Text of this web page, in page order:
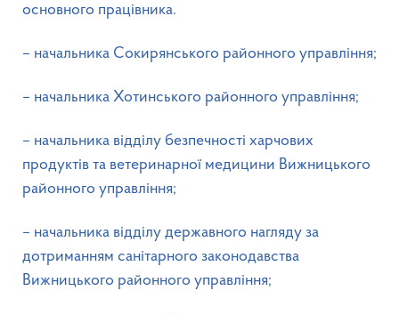
основного працівника.
– начальника Сокирянського районного управління;
– начальника Хотинського районного управління;
– начальника відділу безпечності харчових
продуктів та ветеринарної медицини Вижницького
районного управління;
– начальника відділу державного нагляду за
дотриманням санітарного законодавства
Вижницького районного управління;